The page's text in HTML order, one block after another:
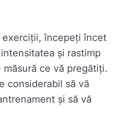
exerciții, începeți încet
și rastimp
ce vă pregătiți.
considerabil să vă
și să vă